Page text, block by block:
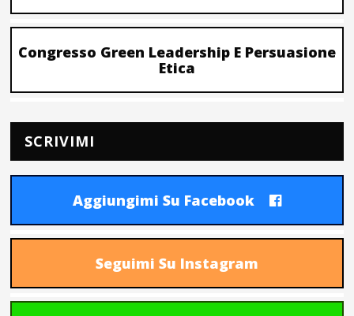
Congresso Green Leadership E Persuasione
Etica
SCRIVIMI
Aggiungimi Su Facebook
Seguimi Su Instagram